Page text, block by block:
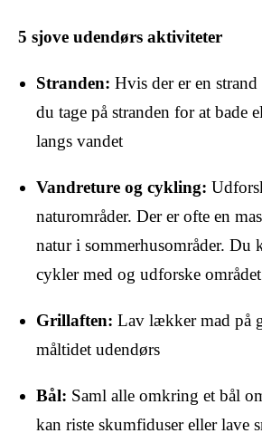
5 sjove udendørs aktiviteter
Stranden:Hvis der er en
du tage på stranden for at bade
langs vandet
Vandreture og cykling:
naturområder. Der er ofte en
natur i sommerhusområder. Du
cykler med og udforske
Grillaften:Lav lækker mad på
måltidet udendørs
Bål: Saml alle omkring et bål
kan riste skumfiduser eller lave